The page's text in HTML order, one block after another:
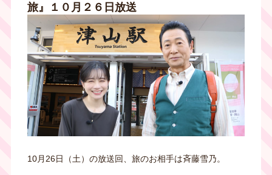
旅』１０月２６日放送
10月26日（土）の放送回、旅のお相手は斉藤雪乃。